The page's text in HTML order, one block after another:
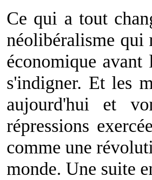
Ce qui a tout
néolibéralisme qui
économique
s'indigner. Et les
aujourd'hui et
répressions
comme une
monde. Une suite